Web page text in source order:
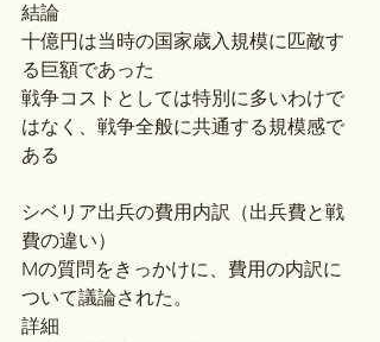
結論
十億円は当時の国家歳入規模に匹敵す
る巨額であった
戦争コストとしては特別に多いわけで
はなく、戦争全般に共通する規模感で
ある
シベリア出兵の費用内訳（出兵費と戦
費の違い）
Mの質問をきっかけに、費用の内訳に
ついて議論された。
詳細